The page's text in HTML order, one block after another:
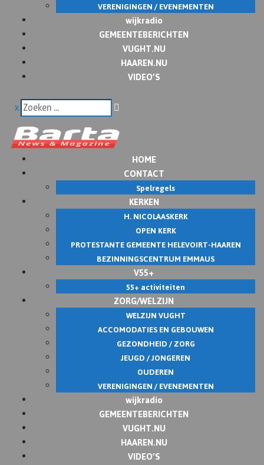
VERENIGINGEN / EVENEMENTEN
wijkradio
GEMEENTEBERICHTEN
VUGHT.NU
HAAREN.NU
VIDEO’S
x
HOME
CONTACT
Spelregels
KERKEN
H. NICOLAASKERK
OPEN KERK
PROTESTANTE GEMEENTE HELEVOIRT-HAAREN
BEZINNINGSCENTRUM EMMAUS
V55+
55+ activiteiten
ZORG/WELZIJN
WELZIJN VUGHT
ACCOMODATIES EN GEBOUWEN
GEZONDHEID / ZORG
JEUGD / JONGEREN
OUDEREN
VERENIGINGEN / EVENEMENTEN
wijkradio
GEMEENTEBERICHTEN
VUGHT.NU
HAAREN.NU
VIDEO’S